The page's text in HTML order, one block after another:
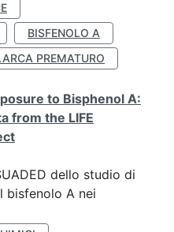
BISFENOLO A
PREMATURO
to Bisphenol A:
from the LIFE
dello studio di
bisfenolo A nei